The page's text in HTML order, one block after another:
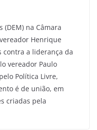
(DEM) na Câmara
Henrique
contra a liderança da
vereador Paulo
Política Livre,
é de união, em
criadas pela